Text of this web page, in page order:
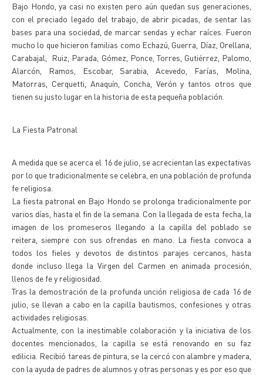
Bajo Hondo, ya casi no existen pero aún quedan sus generaciones,
con el preciado legado del trabajo, de abrir picadas, de sentar las
bases para una sociedad, de marcar sendas y echar raíces. Fueron
mucho lo que hicieron familias como Echazú, Guerra, Díaz, Orellana,
Carabajal, Ruiz, Parada, Gómez, Ponce, Torres, Gutiérrez, Palomo,
Alarcón, Ramos, Escobar, Sarabia, Acevedo, Farías, Molina,
Matorras, Cerquetti, Anaquín, Concha, Verón y tantos otros que
tienen su justo lugar en la historia de esta pequeña población.
La Fiesta Patronal
A medida que se acerca el 16 de julio, se acrecientan las expectativas
por lo que tradicionalmente se celebra, en una población de profunda
fe religiosa.
La fiesta patronal en Bajo Hondo se prolonga tradicionalmente por
varios días, hasta el fin de la semana. Con la llegada de esta fecha, la
imagen de los promeseros llegando a la capilla del poblado se
reitera, siempre con sus ofrendas en mano. La fiesta convoca a
todos los fieles y devotos de distintos parajes cercanos, hasta
donde incluso llega la Virgen del Carmen en animada procesión,
llenos de fe y religiosidad.
Tras la demostración de la profunda unción religiosa de cada 16 de
julio, se llevan a cabo en la capilla bautismos, confesiones y otras
actividades religiosas.
Actualmente, con la inestimable colaboración y la iniciativa de los
docentes mencionados, la capilla se está renovando en su faz
edilicia. Recibió tareas de pintura, se la cercó con alambre y madera,
con la ayuda de padres de alumnos y otras personas y es por eso que